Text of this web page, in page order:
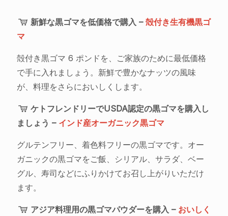
新鮮な黒ゴマを低価格で購入 –殻付き生有機黒ゴ
マ
殻付き黒ゴマ 6 ポンドを、ご家族のために最低価格
で手に入れましょう。新鮮で豊かなナッツの風味
が、料理をさらにおいしくします。
ケトフレンドリーでUSDA認定の黒ゴマを購入し
ましょう – インド産オーガニック黒ゴマ
グルテンフリー、着色料フリーの黒ゴマです。オー
ガニックの黒ゴマをご飯、シリアル、サラダ、ベー
グル、寿司などにふりかけてお召し上がりいただけ
ます。
アジア料理用の黒ゴマパウダーを購入 – おいしく